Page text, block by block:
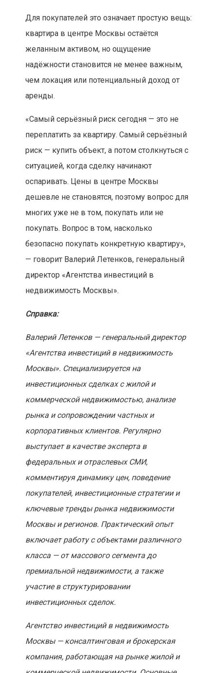
Для покупателей это означает простую вещь:
квартира в центре Москвы остаётся
желанным активом, но ощущение
надёжности становится не менее важным,
чем локация или потенциальный доход от
аренды.
«Самый серьёзный риск сегодня — это не
переплатить за квартиру. Самый серьёзный
риск — купить объект, а потом столкнуться с
ситуацией, когда сделку начинают
оспаривать. Цены в центре Москвы
дешевле не становятся, поэтому вопрос для
многих уже не в том, покупать или не
покупать. Вопрос в том, насколько
безопасно покупать конкретную квартиру»,
— говорит Валерий Летенков, генеральный
директор «Агентства инвестиций в
недвижимость Москвы».
Справка:
Валерий Летенков — генеральный директор
«Агентства инвестиций в недвижимость
Москвы». Специализируется на
инвестиционных сделках с жилой и
коммерческой недвижимостью, анализе
рынка и сопровождении частных и
корпоративных клиентов. Регулярно
выступает в качестве эксперта в
федеральных и отраслевых СМИ,
комментируя динамику цен, поведение
покупателей, инвестиционные стратегии и
ключевые тренды рынка недвижимости
Москвы и регионов. Практический опыт
включает работу с объектами различного
класса — от массового сегмента до
премиальной недвижимости, а также
участие в структурировании
инвестиционных сделок.
Агентство инвестиций в недвижимость
Москвы — консалтинговая и брокерская
компания, работающая на рынке жилой и